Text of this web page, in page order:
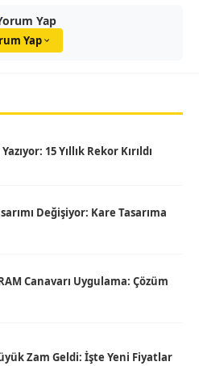
Yap
Yap
15 Yıllık Rekor Kırıldı
Değişiyor: Kare Tasarıma
Canavarı Uygulama: Çözüm
Zam Geldi: İşte Yeni Fiyatlar